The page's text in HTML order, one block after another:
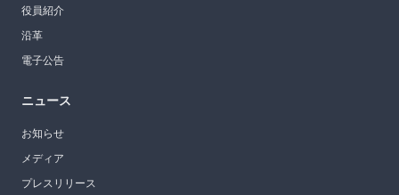
役員紹介
沿革
電子公告
ニュース
お知らせ
メディア
プレスリリース